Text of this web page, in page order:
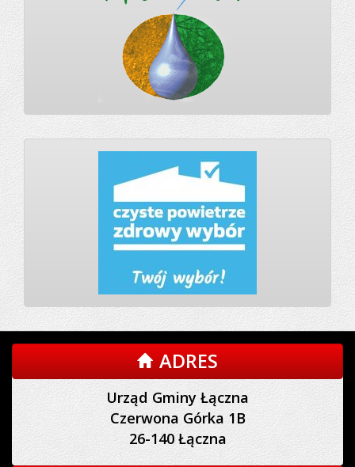
ADRES
Urząd Gminy Łączna
Czerwona Górka 1B
26-140 Łączna